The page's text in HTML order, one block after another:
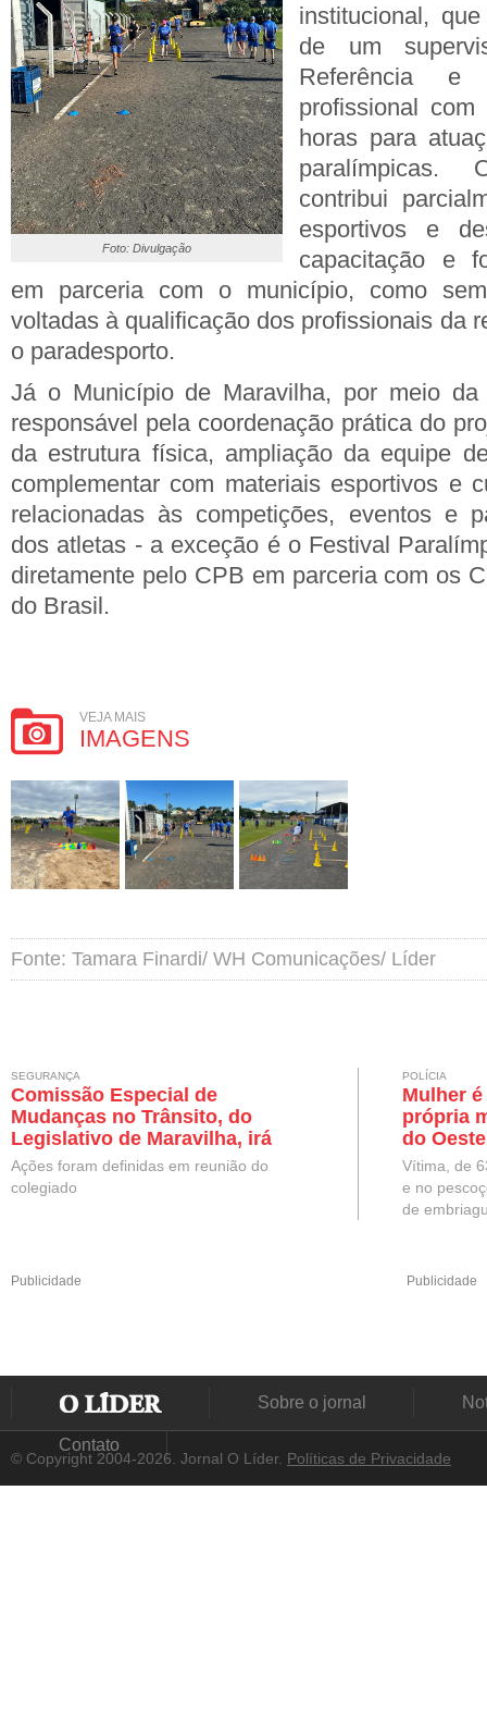
Foto: Divulgação
institucional,
de um
Referência
profissional
horas para
paralímpicas.
contribui
esportivos e
capacitação e
em parceria com o município, como
voltadas à qualificação dos profissionais da
o paradesporto.
Já o Município de Maravilha, por meio
responsável pela coordenação prática do
da estrutura física, ampliação da equipe
complementar com materiais esportivos e
relacionadas às competições, eventos e
dos atletas - a exceção é o Festival
diretamente pelo CPB em parceria com os
do Brasil.
VEJA MAIS
IMAGENS
Fonte: Tamara Finardi/ WH Comunicações/ Líder
SEGURANÇA
Comissão Especial de
Mudanças no Trânsito, do
Legislativo de Maravilha, irá
realizar visitas aos pontos mais
críticos da mobilidade urbana
Ações foram definidas em reunião do
colegiado
POLÍCIA
Mulher
própria
do Oeste
Vítima, de
e no
de
Publicidade Publicidade
Sobre o jornal
Contato
© Copyright 2004-2026. Jornal O Líder. Políticas de Privacidade